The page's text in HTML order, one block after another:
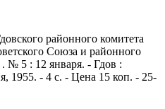
районного комитета
Союза и районного
. № 5 : 12 января. - Гдов :
1955. - 4 с. - Цена 15 коп. - 25-